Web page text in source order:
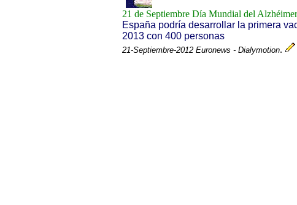
21 de Septiembre Día Mundial del
España podría desarrollar la primera
2013 con 400 personas
21-Septiembre-2012 Euronews - Dialymotion.